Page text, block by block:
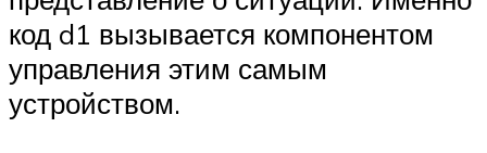
код d1 вызывается компонентом
управления этим самым
устройством.